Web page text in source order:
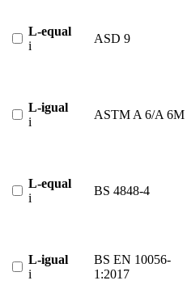
L-equal
i
ASD 9
L-igual
i
ASTM A 6/A 6M
L-equal
i
BS 4848-4
L-igual
i
BS EN 10056-
1:2017